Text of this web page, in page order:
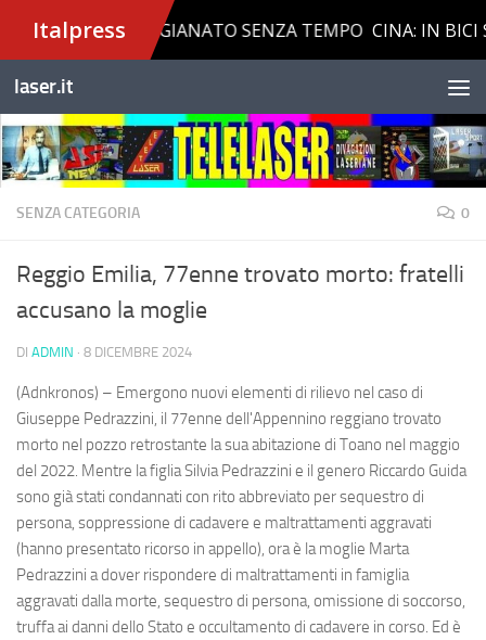
Salta al contenuto
laser.it
SENZA CATEGORIA 0
Reggio Emilia, 77enne trovato morto: fratelli
accusano la moglie
DI ADMIN · 8 DICEMBRE 2024
(Adnkronos) – Emergono nuovi elementi di rilievo nel caso di
Giuseppe Pedrazzini, il 77enne dell'Appennino reggiano trovato
morto nel pozzo retrostante la sua abitazione di Toano nel maggio
del 2022. Mentre la figlia Silvia Pedrazzini e il genero Riccardo Guida
sono già stati condannati con rito abbreviato per sequestro di
persona, soppressione di cadavere e maltrattamenti aggravati
(hanno presentato ricorso in appello), ora è la moglie Marta
Pedrazzini a dover rispondere di maltrattamenti in famiglia
aggravati dalla morte, sequestro di persona, omissione di soccorso,
truffa ai danni dello Stato e occultamento di cadavere in corso. Ed è